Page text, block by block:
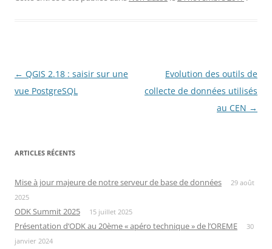
Navigation
des
← QGIS 2.18 : saisir sur une
vue PostgreSQL
Evolution des outils de
collecte de données utilisés
au CEN →
ARTICLES RÉCENTS
Mise à jour majeure de notre serveur de base de données
29 août
2025
ODK Summit 2025 15 juillet 2025
Présentation d’ODK au 20ème « apéro technique » de l’OREME
30
janvier 2024